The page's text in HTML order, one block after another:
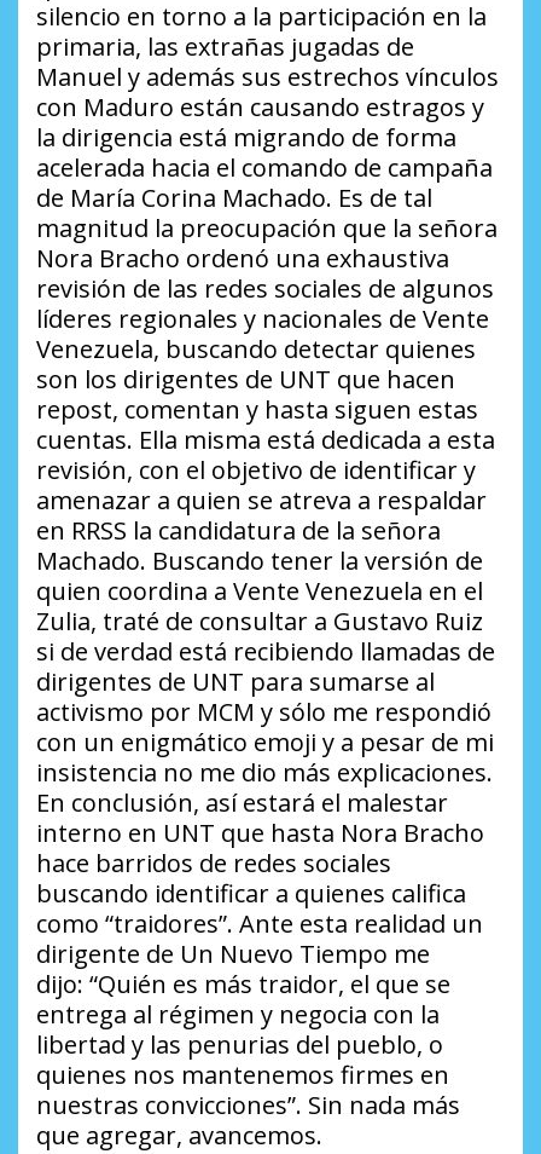
silencio en torno a la participación en la
primaria, las extrañas jugadas de
Manuel y además sus estrechos vínculos
con Maduro están causando estragos y
la dirigencia está migrando de forma
acelerada hacia el comando de campaña
de María Corina Machado. Es de tal
magnitud la preocupación que la señora
Nora Bracho ordenó una exhaustiva
revisión de las redes sociales de algunos
líderes regionales y nacionales de Vente
Venezuela, buscando detectar quienes
son los dirigentes de UNT que hacen
repost, comentan y hasta siguen estas
cuentas. Ella misma está dedicada a esta
revisión, con el objetivo de identificar y
amenazar a quien se atreva a respaldar
en RRSS la candidatura de la señora
Machado. Buscando tener la versión de
quien coordina a Vente Venezuela en el
Zulia, traté de consultar a Gustavo Ruiz
si de verdad está recibiendo llamadas de
dirigentes de UNT para sumarse al
activismo por MCM y sólo me respondió
con un enigmático emoji y a pesar de mi
insistencia no me dio más explicaciones.
En conclusión, así estará el malestar
interno en UNT que hasta Nora Bracho
hace barridos de redes sociales
buscando identificar a quienes califica
como “traidores”. Ante esta realidad un
dirigente de Un Nuevo Tiempo me
dijo: “Quién es más traidor, el que se
entrega al régimen y negocia con la
libertad y las penurias del pueblo, o
quienes nos mantenemos firmes en
nuestras convicciones”. Sin nada más
que agregar, avancemos.